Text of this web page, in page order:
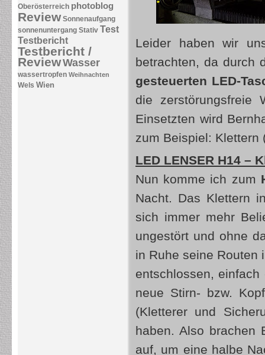
Oberösterreich photoblog
Review Sonnenaufgang
sonnenuntergang Stativ Test
Testbericht
Testbericht /
ReviewWasser
wassertropfen Weihnachten
Wels Wien
Leider haben wir
betrachten, da durch
gesteuerten LED-
die zerstörungsfreie
Einsetzten wird
zum Beispiel:
LED LENSER H14 –
Nun komme ich zum
Nacht. Das Klettern
sich immer mehr
ungestört und ohne
in Ruhe seine Routen
entschlossen,
neue Stirn- bzw.
(Kletterer und
haben. Also brachen
auf, um eine halbe